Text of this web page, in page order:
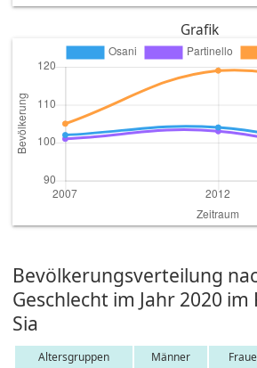
Grafik
Bevölkerungsverteilung
Geschlecht im Jahr 2020
Sia
Altersgruppen Männer